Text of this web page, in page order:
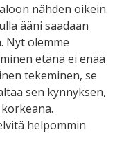
nähden oikein.
ääni saadaan
Nyt olemme
etänä ei enää
tekeminen, se
sen kynnyksen,
helpommin